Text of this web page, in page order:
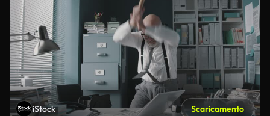
iStock Scaricamento